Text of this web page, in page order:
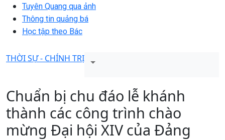
Tuyên Quang qua ảnh
Thông tin quảng bá
Học tập theo Bác
THỜI SỰ - CHÍNH TRỊ
Chuẩn bị chu đáo lễ khánh
thành các công trình chào
mừng Đại hội XIV của Đảng